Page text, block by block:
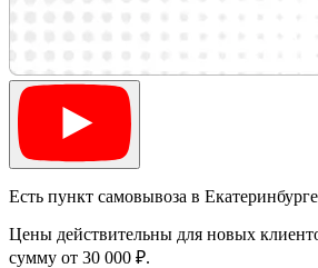
Есть пункт самовывоза в
Цены действительны для новых
сумму от 30 000 ₽.